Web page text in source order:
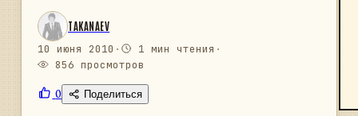
TAKANAEV
10 июня 2010 · 1 мин чтения ·
856 просмотров
0 Поделиться